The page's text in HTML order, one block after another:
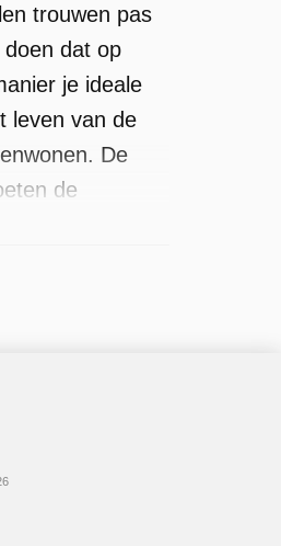
trouwen pas
dat op
je ideale
leven van de
De
de